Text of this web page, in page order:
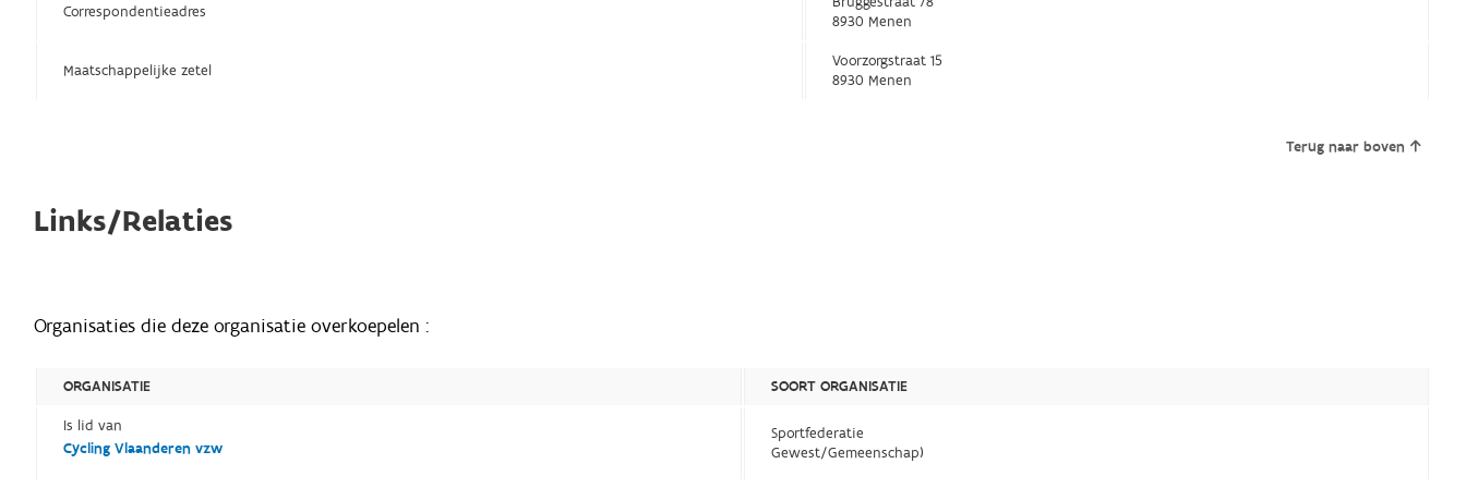
Correspondentieadres
8930 Menen
Maatschappelijke zetel
Voorzorgstraat 15
8930 Menen
Terug naar boven
Links/Relaties
Organisaties die deze organisatie overkoepelen :
ORGANISATIE
SOORT ORGANISATIE
Is lid van
Cycling Vlaanderen vzw
Sportfederatie
Gewest/Gemeenschap)